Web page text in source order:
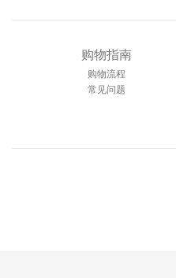
购物指南
购物流程
常见问题